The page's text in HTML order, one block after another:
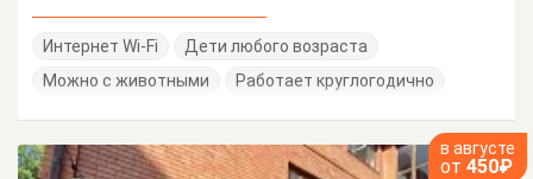
Интернет Wi-Fi
Дети любого возраста
Можно с животными
Работает круглогодично
в августе
от 450₽